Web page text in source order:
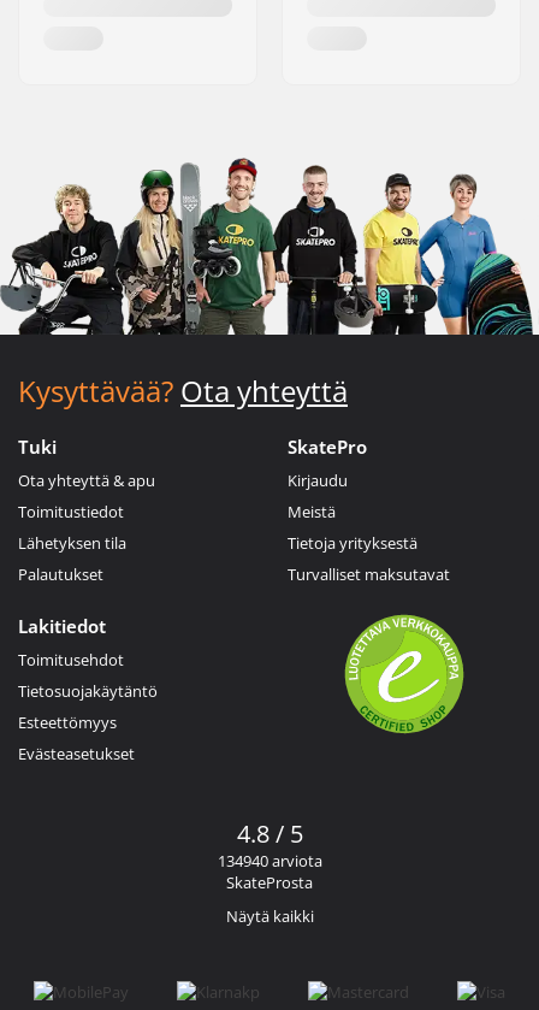
Kysyttävää? Ota yhteyttä
Tuki
Ota yhteyttä & apu
Toimitustiedot
Lähetyksen tila
Palautukset
SkatePro
Kirjaudu
Meistä
Tietoja yrityksestä
Turvalliset maksutavat
Lakitiedot
Toimitusehdot
Tietosuojakäytäntö
Esteettömyys
Evästeasetukset
4.8 / 5
134940 arviota
SkateProsta
Näytä kaikki